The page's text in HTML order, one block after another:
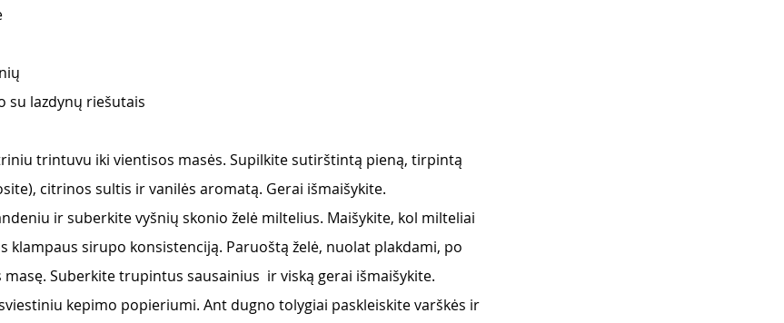
su lazdynų riešutais
trintuvu iki vientisos masės. Supilkite sutirštintą pieną, tirpintą
citrinos sultis ir vanilės aromatą. Gerai išmaišykite.
ir suberkite vyšnių skonio želė miltelius. Maišykite, kol milteliai
klampaus sirupo konsistenciją. Paruoštą želė, nuolat plakdami, po
Suberkite trupintus sausainius  ir viską gerai išmaišykite.
sviestiniu kepimo popieriumi. Ant dugno tolygiai paskleiskite varškės ir